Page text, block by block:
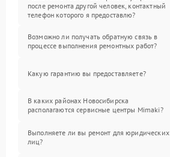
после ремонта другой человек, контактный
телефон которого я предоставлю?
Возможно ли получать обратную связь в
процессе выполнения ремонтных работ?
Какую гарантию вы предоставляете?
В каких районах Новосибирска
располагаются сервисные центры Mimaki?
Выполняете ли вы ремонт для юридических
лиц?